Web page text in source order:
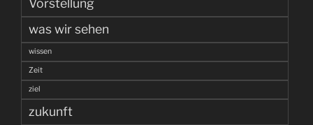
Vorstellung
was wir sehen
wissen
Zeit
ziel
zukunft